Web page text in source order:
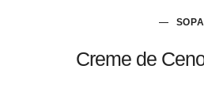
Creme de